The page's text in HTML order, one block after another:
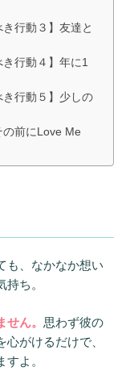
行動３】友達と
行動４】年に1
行動５】少しの
前にLove Me
も、なかなか想い
ち。
ん。 思わず彼の
がけるだけで、
よ。